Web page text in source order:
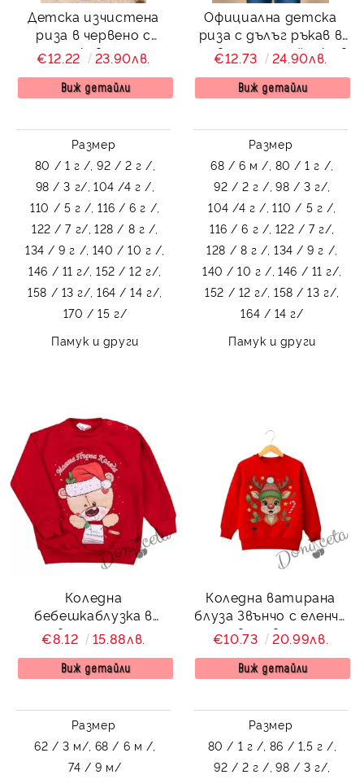
Детска изчистена
риза в червено с
дълъг ръкав за момче
€12.22 23.90лв.
Виж детайли
Размер
80 / 1 г /, 92 / 2 г /,
98 / 3 г/, 104 /4 г /,
110 / 5 г /, 116 / 6 г /,
122 / 7 г/, 128 / 8 г /,
134 / 9 г /, 140 / 10 г /,
146 / 11 г/, 152 / 12 г/,
158 / 13 г/, 164 / 14 г/,
170 / 15 г/
Памук и други
Официална детска
риза с дълъг ръкав в
червено с папийонка в
тъмносиньо
€12.73 24.90лв.
Виж детайли
Размер
68 / 6 м /, 80 / 1 г /,
92 / 2 г /, 98 / 3 г/,
104 /4 г /, 110 / 5 г /,
116 / 6 г /, 122 / 7 г/,
128 / 8 г /, 134 / 9 г /,
140 / 10 г /, 146 / 11 г/,
152 / 12 г/, 158 / 13 г/,
164 / 14 г/
Памук и други
Коледна
бебешкаблузка в
червено с надпис
Моята първа Коледа
€8.12 15.88лв.
Виж детайли
Размер
62 / 3 м/, 68 / 6 м /,
74 / 9 м/
Коледна ватирана
блуза Звънчо с еленче
в червено
€10.73 20.99лв.
Виж детайли
Размер
80 / 1 г /, 86 / 1,5 г /,
92 / 2 г /, 98 / 3 г/,